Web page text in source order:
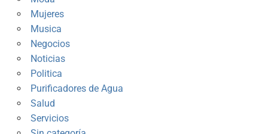
Mujeres
Musica
Negocios
Noticias
Politica
Purificadores de Agua
Salud
Servicios